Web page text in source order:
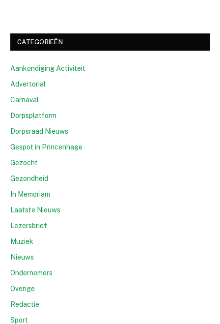
CATEGORIEËN
Aankondiging Activiteit
Advertorial
Carnaval
Dorpsplatform
Dorpsraad Nieuws
Gespot in Princenhage
Gezocht
Gezondheid
In Memoriam
Laatste Nieuws
Lezersbrief
Muziek
Nieuws
Ondernemers
Overige
Redactie
Sport